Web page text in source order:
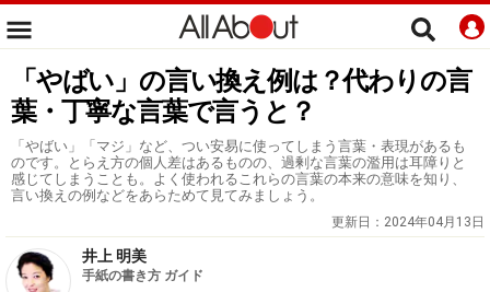
「やばい」の言い換え例は？代わりの言
葉・丁寧な言葉で言うと？
「やばい」「マジ」など、つい安易に使ってしまう言葉・表現があるも
のです。とらえ方の個人差はあるものの、過剰な言葉の濫用は耳障りと
感じてしまうことも。よく使われるこれらの言葉の本来の意味を知り、
言い換えの例などをあらためて見てみましょう。
更新日： 2024年04月13日
井上 明美
手紙の書き方 ガイド